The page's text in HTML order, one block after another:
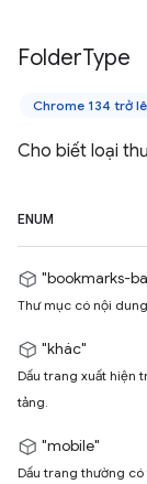
FolderType
Chrome 134 trở
Cho biết loại
ENUM
"bookmarks-
Thư mục có nội
"khác"
Dấu trang xuất hiện
tảng.
"mobile"
Dấu trang thường